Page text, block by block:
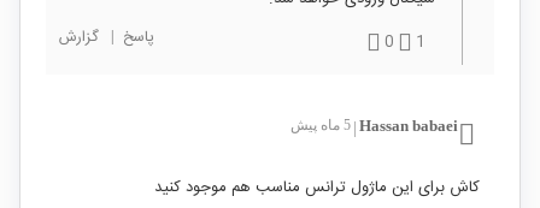
1
0 پاسخ | گزارش
Hassan babaei 5 ماه پیش
کاش برای این ماژول ترانس مناسب هم موجود کنید